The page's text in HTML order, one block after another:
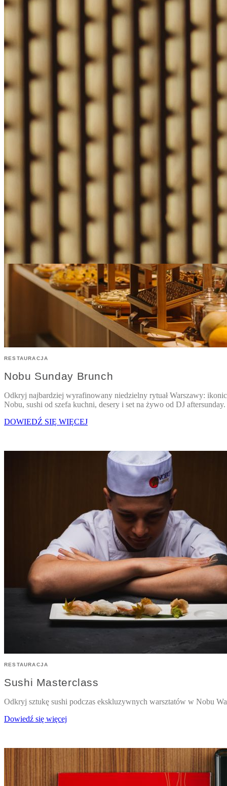
Nobu Early Access
Rezerwuj wcześniej, zyskaj więcej
ZAREZERWUJ DOWIEDŹ SIĘ WIĘCEJ
RESTAURACJA
Nobu Sunday Brunch
Odkryj najbardziej wyrafinowany niedzielny rytuał Warszawy:
Nobu, sushi od szefa kuchni, desery i set na żywo od DJ aftersunday.
DOWIEDŹ SIĘ WIĘCEJ
RESTAURACJA
Sushi Masterclass
Odkryj sztukę sushi podczas ekskluzywnych warsztatów w Nobu
Dowiedź się więcej